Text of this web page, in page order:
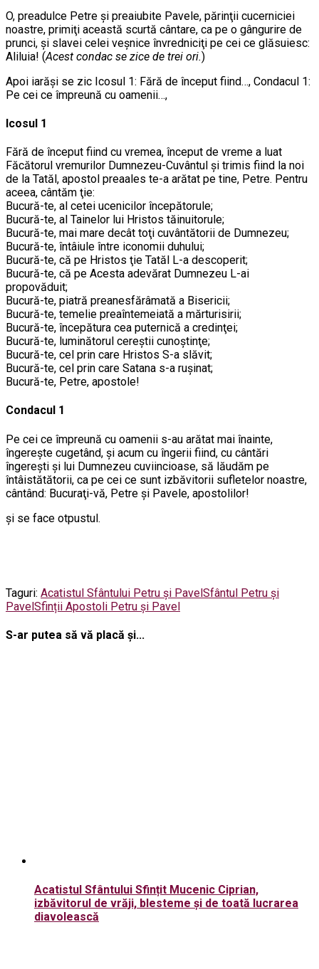
O, preadulce Petre şi preaiubite Pavele, părinţii cucerniciei
noastre, primiţi această scurtă cântare, ca pe o gângurire de
prunci, şi slavei celei veşnice învredniciţi pe cei ce glăsuiesc:
Aliluia! (Acest condac se zice de trei ori.)
Apoi iarăşi se zic Icosul 1: Fără de început fiind…, Condacul 1:
Pe cei ce împreună cu oamenii…,
Icosul 1
Fără de început fiind cu vremea, început de vreme a luat
Făcătorul vremurilor Dumnezeu-Cuvântul şi trimis fiind la noi
de la Tatăl, apostol preaales te-a arătat pe tine, Petre. Pentru
aceea, cântăm ţie:
Bucură-te, al cetei ucenicilor începătorule;
Bucură-te, al Tainelor lui Hristos tăinuitorule;
Bucură-te, mai mare decât toţi cuvântătorii de Dumnezeu;
Bucură-te, întâiule între iconomii duhului;
Bucură-te, că pe Hristos ţie Tatăl L-a descoperit;
Bucură-te, că pe Acesta adevărat Dumnezeu L-ai
propovăduit;
Bucură-te, piatră preanesfărâmată a Bisericii;
Bucură-te, temelie preaîntemeiată a mărturisirii;
Bucură-te, începătura cea puternică a credinţei;
Bucură-te, luminătorul cereştii cunoştinţe;
Bucură-te, cel prin care Hristos S-a slăvit;
Bucură-te, cel prin care Satana s-a ruşinat;
Bucură-te, Petre, apostole!
Condacul 1
Pe cei ce împreună cu oamenii s-au arătat mai înainte,
îngereşte cugetând, şi acum cu îngerii fiind, cu cântări
îngereşti şi lui Dumnezeu cuviincioase, să lăudăm pe
întâistătătorii, ca pe cei ce sunt izbăvitorii sufletelor noastre,
cântând: Bucuraţi-vă, Petre şi Pavele, apostolilor!
şi se face otpustul.
Taguri: Acatistul Sfântului Petru și PavelSfântul Petru și
PavelSfinții Apostoli Petru și Pavel
S-ar putea să vă placă și...
Acatistul Sfântului Sfințit Mucenic Ciprian,
izbăvitorul de vrăji, blesteme și de toată lucrarea
diavolească